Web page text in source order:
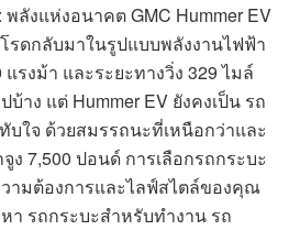
พลังแห่งอนาคต GMC Hummer EV
ดกลับมาในรูปแบบพลังงานไฟฟ้า
รงม้า และระยะทางวิ่ง 329 ไมล์
าง แต่ Hummer EV ยังคงเป็น รถ
ใจ ด้วยสมรรถนะที่เหนือกว่าและ
ง 7,500 ปอนด์ การเลือกรถกระบะ
ามต้องการและไลฟ์สไตล์ของคุณ
า รถกระบะสำหรับทำงาน รถ